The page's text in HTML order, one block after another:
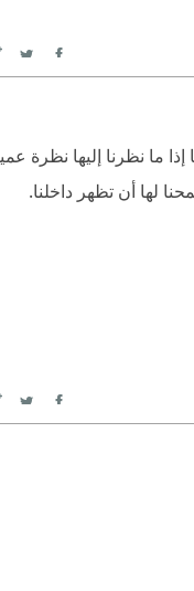
ما نظرنا إليها نظرة
لها أن تظهر داخلنا.